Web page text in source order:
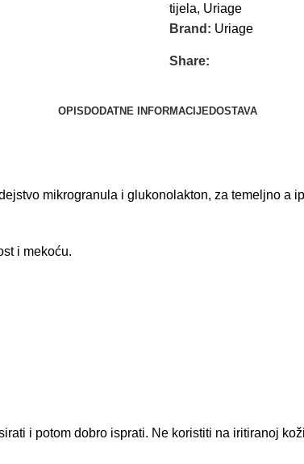
tijela, Uriage
Brand: Uriage
Share:
OPISDODATNE INFORMACIJEDOSTAVA
mikrogranula i glukonolakton, za temeljno a
i mekoću.
i potom dobro isprati. Ne koristiti na iritiranoj